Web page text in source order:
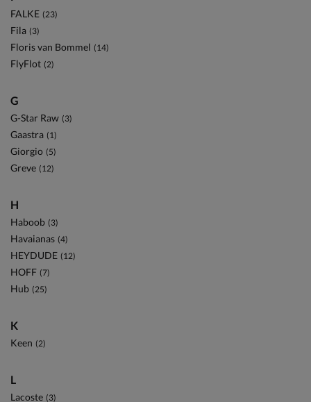
FALKE (23)
Fila (3)
Floris van Bommel (14)
FlyFlot (2)
G
G-Star Raw (3)
Gaastra (1)
Giorgio (5)
Greve (12)
H
Haboob (3)
Havaianas (4)
HEYDUDE (12)
HOFF (7)
Hub (25)
K
Keen (2)
L
Lacoste (3)